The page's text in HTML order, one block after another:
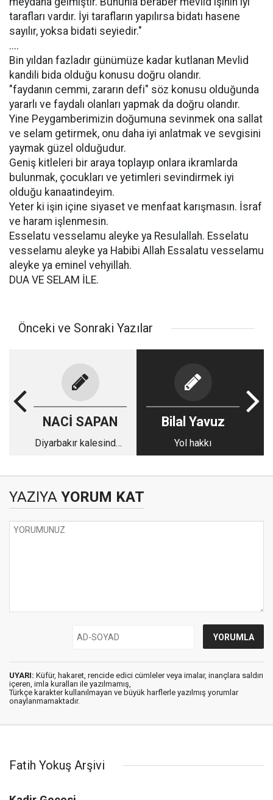
tarafları vardır. İyi tarafların yapılırsa bidatı hasene
sayılır, yoksa bidati seyiedir."
....
Bin yıldan fazladır günümüze kadar kutlanan Mevlid
kandili bida olduğu konusu doğru olandır.
"faydanın cemmi, zararın defi" söz konusu olduğunda
yararlı ve faydalı olanları yapmak da doğru olandır.
Yine Peygamberimizin doğumuna sevinmek ona sallat
ve selam getirmek, onu daha iyi anlatmak ve sevgisini
yaymak güzel olduğudur.
Geniş kitleleri bir araya toplayıp onlara ikramlarda
bulunmak, çocukları ve yetimleri sevindirmek iyi
olduğu kanaatindeyim.
Yeter ki işin içine siyaset ve menfaat karışmasın. İsraf
ve haram işlenmesin.
Esselatu vesselamu aleyke ya Resulallah. Esselatu
vesselamu aleyke ya Habibi Allah Essalatu vesselamu
aleyke ya eminel vehyillah.
DUA VE SELAM İLE.
Önceki ve Sonraki Yazılar
NACİ SAPAN
Diyarbakır kalesinden
Bilal Yavuz
Yol hakkı
YAZIYA YORUM KAT
UYARI: Küfür, hakaret, rencide edici cümleler veya imalar, inançlara saldırı
içeren, imla kuralları ile yazılmamış,
Türkçe karakter kullanılmayan ve büyük harflerle yazılmış yorumlar
onaylanmamaktadır.
Fatih Yokuş Arşivi